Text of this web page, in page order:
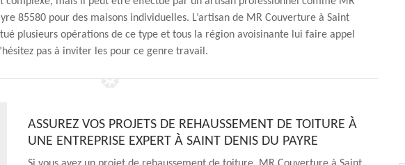
85580 pour des maisons individuelles. L’artisan de MR Couverture à Saint
plusieurs opérations de ce type et tous la région avoisinante lui faire appel
pas à inviter les pour ce genre travail.
ASSUREZ VOS PROJETS DE REHAUSSEMENT DE TOITURE À
UNE ENTREPRISE EXPERT À SAINT DENIS DU PAYRE